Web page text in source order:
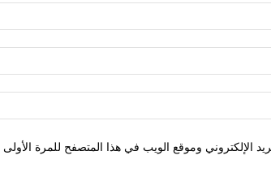
الإلكتروني وموقع الويب في هذا المتصفح للمرة الأولى